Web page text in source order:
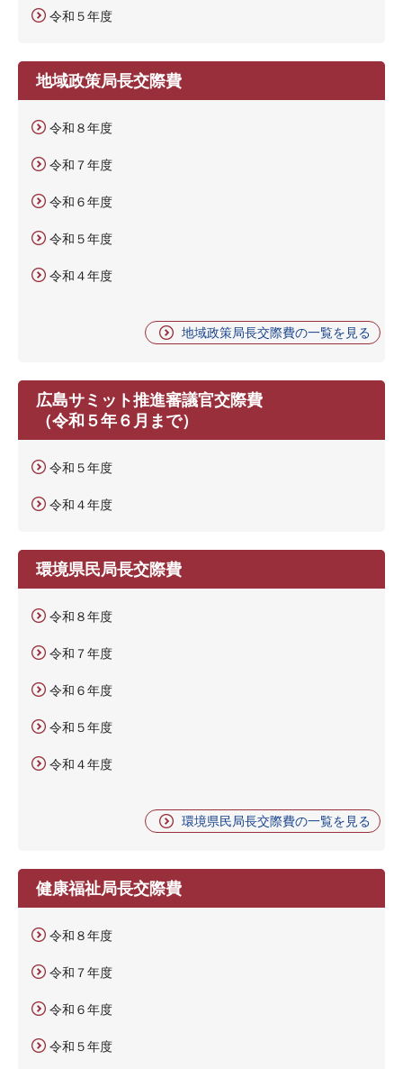
令和５年度
地域政策局長交際費
令和８年度
令和７年度
令和６年度
令和５年度
令和４年度
地域政策局長交際費の一覧を見る
広島サミット推進審議官交際費
（令和５年６月まで）
令和５年度
令和４年度
環境県民局長交際費
令和８年度
令和７年度
令和６年度
令和５年度
令和４年度
環境県民局長交際費の一覧を見る
健康福祉局長交際費
令和８年度
令和７年度
令和６年度
令和５年度